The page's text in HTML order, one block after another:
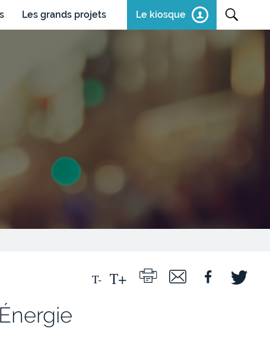
Les grands projets Le kiosque